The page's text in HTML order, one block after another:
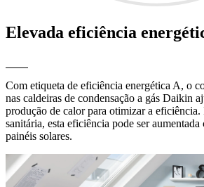
Elevada eficiência
Com etiqueta de eficiência energética A, o
nas caldeiras de condensação a gás Daikin
produção de calor para otimizar a eficiência.
sanitária, esta eficiência pode ser
painéis solares.